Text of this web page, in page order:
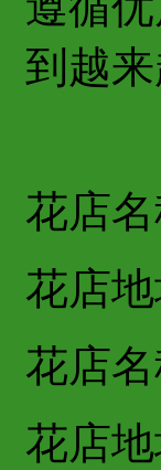
到越
花店
花店
花店
花店